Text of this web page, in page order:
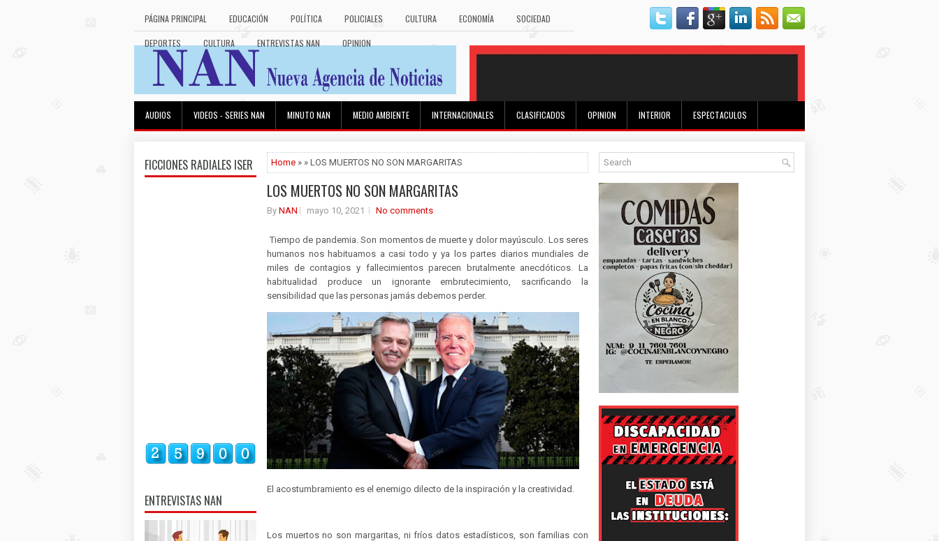
PÁGINA PRINCIPAL EDUCACIÓN POLÍTICA POLICIALES CULTURA ECONOMÍA SOCIEDAD
DEPORTES CULTURA ENTREVISTAS NAN OPINION
AUDIOS VIDEOS - SERIES NAN MINUTO NAN MEDIO AMBIENTE INTERNACIONALES CLASIFICADOS OPINION INTERIOR ESPECTACULOS
FICCIONES RADIALES ISER
ENTREVISTAS NAN
Home » » LOS MUERTOS NO SON MARGARITAS
LOS MUERTOS NO SON MARGARITAS
By NAN mayo 10, 2021 No comments
Tiempo de pandemia. Son momentos de muerte y dolor mayúsculo. Los seres
humanos nos habituamos a casi todo y ya los partes diarios mundiales de
miles de contagios y fallecimientos parecen brutalmente anecdóticos. La
habitualidad produce un ignorante embrutecimiento, sacrificando la
sensibilidad que las personas jamás debemos perder.
El acostumbramiento es el enemigo dilecto de la inspiración y la creatividad.
Los muertos no son margaritas, ni fríos datos estadísticos, son familias con